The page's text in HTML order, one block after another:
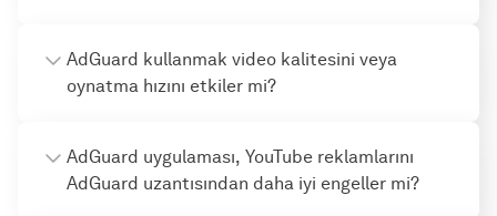
AdGuard kullanmak video kalitesini veya
oynatma hızını etkiler mi?
AdGuard uygulaması, YouTube reklamlarını
AdGuard uzantısından daha iyi engeller mi?